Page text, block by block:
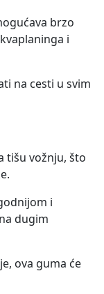
brzo
i
na cesti u svim
tišu vožnju, što
i
dugim
ova guma će